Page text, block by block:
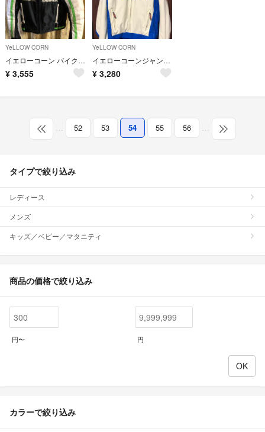
YeLLOW CORN
イエローコーン バイクジャケット
¥ 3,555
YeLLOW CORN
イエローコーンジャンバー
¥ 3,280
… 52 53 54 55 56 …
タイプで絞り込み
レディース
メンズ
キッズ／ベビー／マタニティ
商品の価格で絞り込み
円〜 円
カラーで絞り込み